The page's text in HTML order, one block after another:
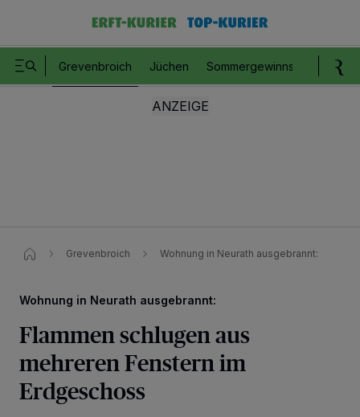
Grevenbroich Jüchen Sommergewinnspiel
Grevenbroich Wohnung in Neurath ausgebrannt:
Wohnung in Neurath ausgebrannt:
Flammen schlugen aus
mehreren Fenstern im
Erdgeschoss
Wir und unsere
-Partner speichern und greifen auf personenbezogene Daten
wie Browserdaten oder eindeutige Kennungen auf Ihrem Gerät zu. Durch Auswahl
Partner verarbeiten Daten, um Ihnen Dienste bereitzustellen“ aufgeführten
Zwecke. Wenn Tracker deaktiviert sind, sind manche Inhalte und Anzeigen